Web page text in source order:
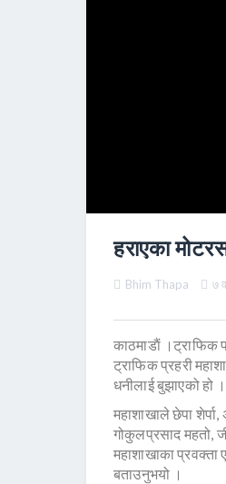
हराएका
Bhim Thapa ७
काठमाडाैं ।ट्राफिक
ट्राफिक प्रहरी
धनीलाई बुझाएको हो ।
महाशाखाले छेपा
गोकुलप्रसाद महतो,
महाशाखाका प्रवक्ता
बताउनुभयो ।